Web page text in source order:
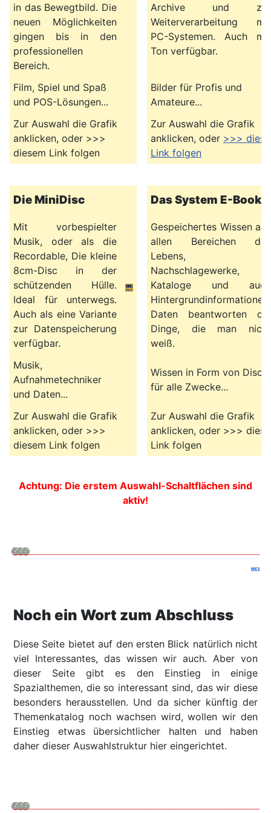
in das Bewegtbild. Die
neuen Möglichkeiten
gingen bis in den
professionellen
Bereich.
Archive und zur
Weiterverarbeitung mit
PC-Systemen. Auch mit
Ton verfügbar.
Film, Spiel und Spaß
und POS-Lösungen...
Bilder für Profis und
Amateure...
Zur Auswahl die Grafik
anklicken, oder >>>
diesem Link folgen
Zur Auswahl die Grafik
anklicken, oder >>>
Link folgen
Die MiniDisc Das System E-Book
Mit vorbespielter
Musik, oder als die
Recordable, Die kleine
8cm-Disc in der
schützenden Hülle.
Ideal für unterwegs.
Auch als eine Variante
zur Datenspeicherung
verfügbar.
Gespeichertes Wissen aus
allen Bereichen des
Lebens,
Nachschlagewerke,
Kataloge und auch
Hintergrundinformationen.
Daten beantworten die
Dinge, die man nicht
weiß.
Musik,
Aufnahmetechniker
und Daten...
Wissen in Form von Disc
für alle Zwecke...
Zur Auswahl die Grafik
anklicken, oder >>>
diesem Link folgen
Zur Auswahl die Grafik
anklicken, oder >>>
Link folgen
Achtung: Die erstem Auswahl-Schaltflächen sind
aktiv!
Noch ein Wort zum Abschluss
Diese Seite bietet auf den ersten Blick natürlich nicht
viel Interessantes, das wissen wir auch. Aber von
dieser Seite gibt es den Einstieg in einige
Spazialthemen, die so interessant sind, das wir diese
besonders herausstellen. Und da sicher künftig der
Themenkatalog noch wachsen wird, wollen wir den
Einstieg etwas übersichtlicher halten und haben
daher dieser Auswahlstruktur hier eingerichtet.